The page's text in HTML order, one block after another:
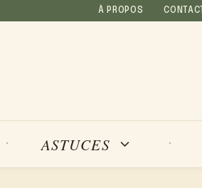
À PROPOS CONTACT
ASTUCES